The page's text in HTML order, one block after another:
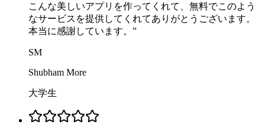
こんな美しいアプリを作ってくれて、無料でこのよう
なサービスを提供してくれてありがとうございます。
本当に感謝しています。 ”
SM
Shubham More
大学生